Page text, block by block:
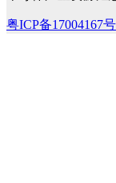
粤ICP备17004167号